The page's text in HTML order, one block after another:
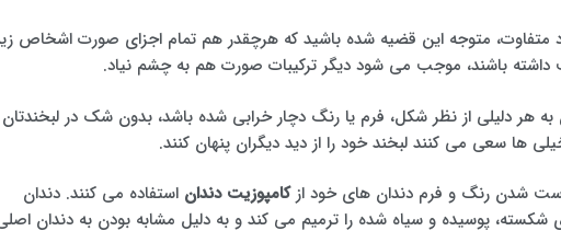
متفاوت، متوجه این قضیه شده باشید که هرچقدر هم تمام اجزای صورت اشخاص
داشته باشند، موجب می شود دیگر ترکیبات صورت هم به چشم نیاد.
هر دلیلی از نظر شکل، فرم یا رنگ دچار خرابی شده باشد، بدون شک در لبخندتان
ها سعی می کنند لبخند خود را از دید دیگران پنهان کنند.
دست شدن رنگ و فرم دندان های خود ازکامپوزیت دنداناستفاده می کنند. دندان
شکسته، پوسیده و سیاه شده را ترمیم می کند و به دلیل مشابه بودن به دندان